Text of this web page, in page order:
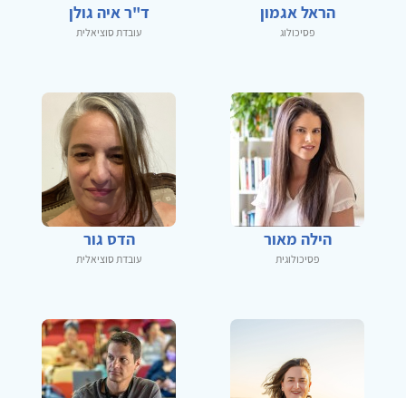
הראל אגמון
פסיכולוג
ד"ר איה גולן
עובדת סוציאלית
הילה מאור
פסיכולוגית
הדס גור
עובדת סוציאלית